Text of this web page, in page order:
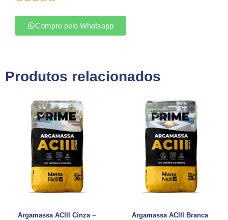
Compre pelo Whatsapp
Produtos relacionados
Argamassa ACIII Cinza –
Argamassa ACIII Branca